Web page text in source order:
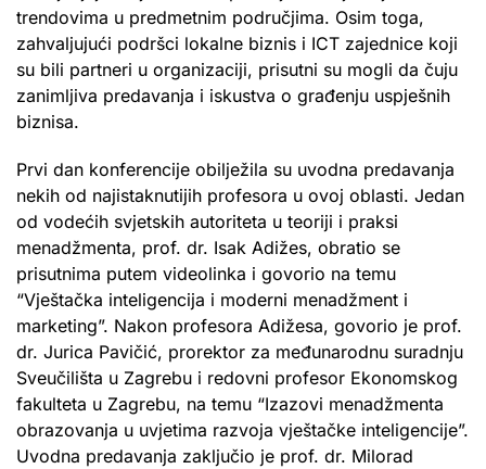
trendovima u predmetnim područjima. Osim toga,
zahvaljujući podršci lokalne biznis i ICT zajednice koji
su bili partneri u organizaciji, prisutni su mogli da čuju
zanimljiva predavanja i iskustva o građenju uspješnih
biznisa.
Prvi dan konferencije obilježila su uvodna predavanja
nekih od najistaknutijih profesora u ovoj oblasti. Jedan
od vodećih svjetskih autoriteta u teoriji i praksi
menadžmenta, prof. dr. Isak Adižes, obratio se
prisutnima putem videolinka i govorio na temu
“Vještačka inteligencija i moderni menadžment i
marketing”. Nakon profesora Adižesa, govorio je prof.
dr. Jurica Pavičić, prorektor za međunarodnu suradnju
Sveučilišta u Zagrebu i redovni profesor Ekonomskog
fakulteta u Zagrebu, na temu “Izazovi menadžmenta
obrazovanja u uvjetima razvoja vještačke inteligencije”.
Uvodna predavanja zaključio je prof. dr. Milorad